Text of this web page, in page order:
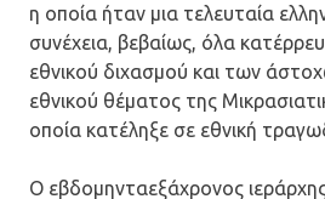
η οποία ήταν μια τελευταία
συνέχεια, βεβαίως, όλα
εθνικού διχασμού και των
εθνικού θέματος της
οποία κατέληξε σε εθνική
Ο εβδομηνταεξάχρονος